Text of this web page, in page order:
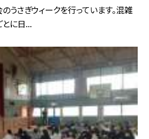
うさぎウィークを行っています。混雑
とに日...